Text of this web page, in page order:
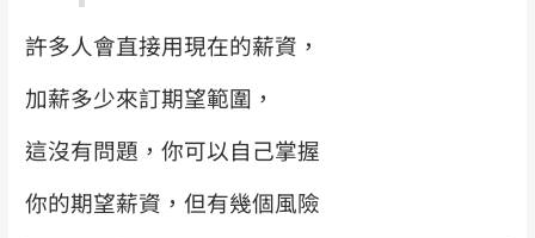
許多人會直接用現在的薪資，
加薪多少來訂期望範圍，
這沒有問題，你可以自己掌握
你的期望薪資，但有幾個風險